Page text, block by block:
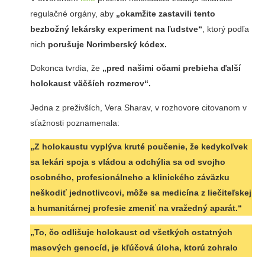
regulačné orgány, aby „okamžite zastavili tento
bezbožný lekársky experiment na ľudstve“ , ktorý podľa
nich porušuje Norimberský kódex.
Dokonca tvrdia, že „pred našimi očami prebieha ďalší
holokaust väčších rozmerov“.
Jedna z preživších, Vera Sharav, v rozhovore citovanom v
sťažnosti poznamenala:
„Z holokaustu vyplýva kruté poučenie, že kedykoľvek
sa lekári spoja s vládou a odchýlia sa od svojho
osobného, ​​profesionálneho a klinického záväzku
neškodiť jednotlivcovi, môže sa medicína z liečiteľskej
a humanitárnej profesie zmeniť na vražedný aparát.“
„To, čo odlišuje holokaust od všetkých ostatných
masových genocíd, je kľúčová úloha, ktorú zohralo